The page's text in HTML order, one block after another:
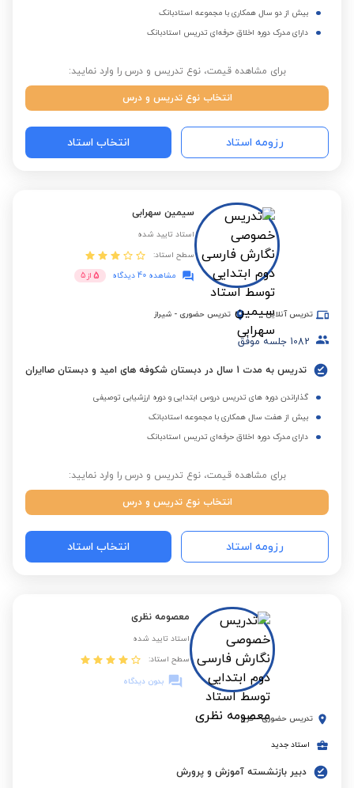
بیش از دو سال همکاری با مجموعه استادبانک
دارای مدرک دوره اخلاق حرفه‌ای تدریس استادبانک
برای مشاهده قیمت، نوع تدریس و درس را وارد نمایید:
انتخاب نوع تدریس و درس
رزومه استاد انتخاب استاد
سیمین سهرابی
استاد تایید شده
سطح استاد:
مشاهده 40 دیدگاه
5 از 5
تدریس آنلاین تدریس حضوری - شیراز
1082 جلسه موفق
تدریس به مدت 1 سال در دبستان شکوفه های امید و دبستان صاایران
گذاراندن دوره های تدریس دروس ابتدایی و دوره ارزشیابی توصیفی
بیش از هفت سال همکاری با مجموعه استادبانک
دارای مدرک دوره اخلاق حرفه‌ای تدریس استادبانک
برای مشاهده قیمت، نوع تدریس و درس را وارد نمایید:
انتخاب نوع تدریس و درس
رزومه استاد انتخاب استاد
معصومه نظری
استاد تایید شده
سطح استاد:
بدون دیدگاه
تدریس حضوری - کرج
استاد جدید
دبیر بازنشسته آموزش و پرورش